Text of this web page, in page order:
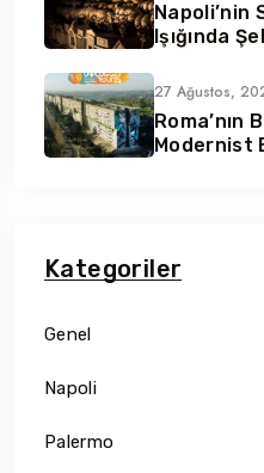
Napoli’nin
Işığında
27 Ağustos,
Roma’nın
Modernist
Kategoriler
Genel
Napoli
Palermo